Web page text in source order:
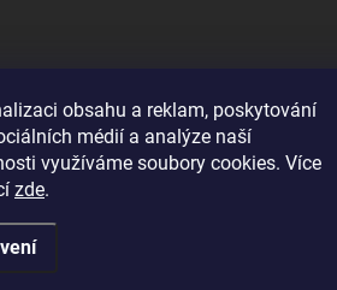
obsahu a reklam, poskytování
médií a analýze naší
využíváme soubory cookies. Více
zde.
Upravit nastavení cookies